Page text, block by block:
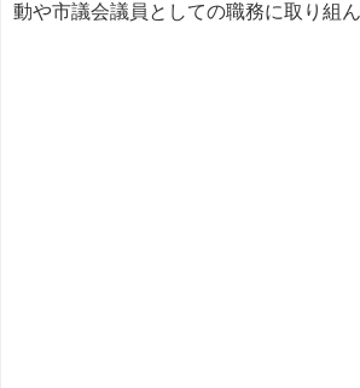
動や市議会議員としての職務に取り組ん